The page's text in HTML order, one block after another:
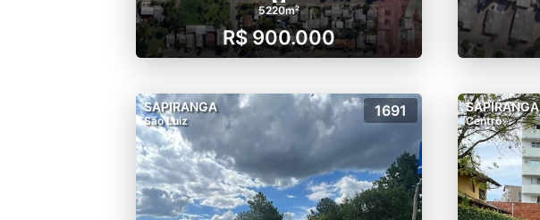
5220m²
R$ 900.000
SAPIRANGA
São Luiz
1691 SAPIRANGA
Centro